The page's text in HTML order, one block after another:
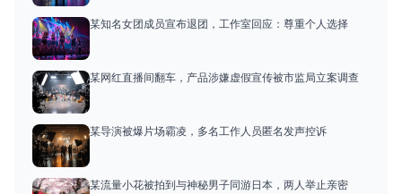
某知名女团成员宣布退团，工作室回应：尊重个人选择
某网红直播间翻车，产品涉嫌虚假宣传被市监局立案调查
某导演被爆片场霸凌，多名工作人员匿名发声控诉
某流量小花被拍到与神秘男子同游日本，两人举止亲密